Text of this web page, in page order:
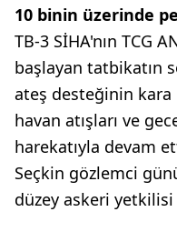
10 binin üzerinde
TB-3 SİHA'nın TCG
başlayan tatbikatın
ateş desteğinin kara
havan atışları ve
harekatıyla devam
Seçkin gözlemci
düzey askeri